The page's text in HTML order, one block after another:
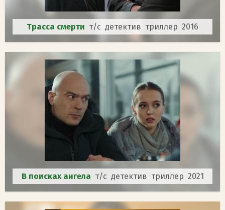
Трасса смерти т/с детектив триллер 2016
В поисках ангела т/с детектив триллер 2021